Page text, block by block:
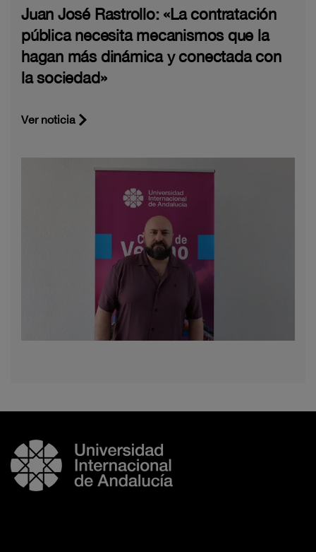
Juan José Rastrollo: «La contratación
pública necesita mecanismos que la
hagan más dinámica y conectada con
la sociedad»
Ver noticia